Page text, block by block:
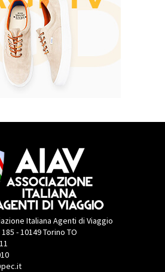
Italiana Agenti di Viaggio
- 10149 Torino TO